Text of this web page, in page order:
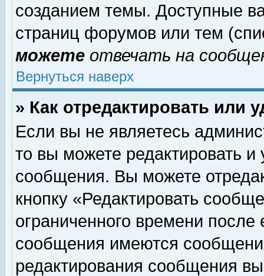
созданием темы. Доступные
страниц форумов или тем
можете отвечать на
Вернуться наверх
» Как отредактировать или
Если вы не являетесь
то вы можете редактировать и
сообщения. Вы можете
кнопку «Редактировать
ограниченного времени
сообщения имеются
редактирования сообщения